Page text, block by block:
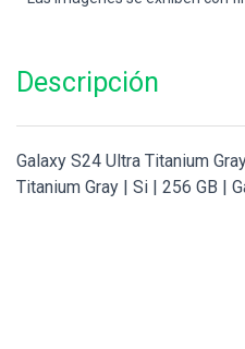
Descripción
Galaxy S24 Ultra Titanium
Titanium Gray | Si | 256 GB |